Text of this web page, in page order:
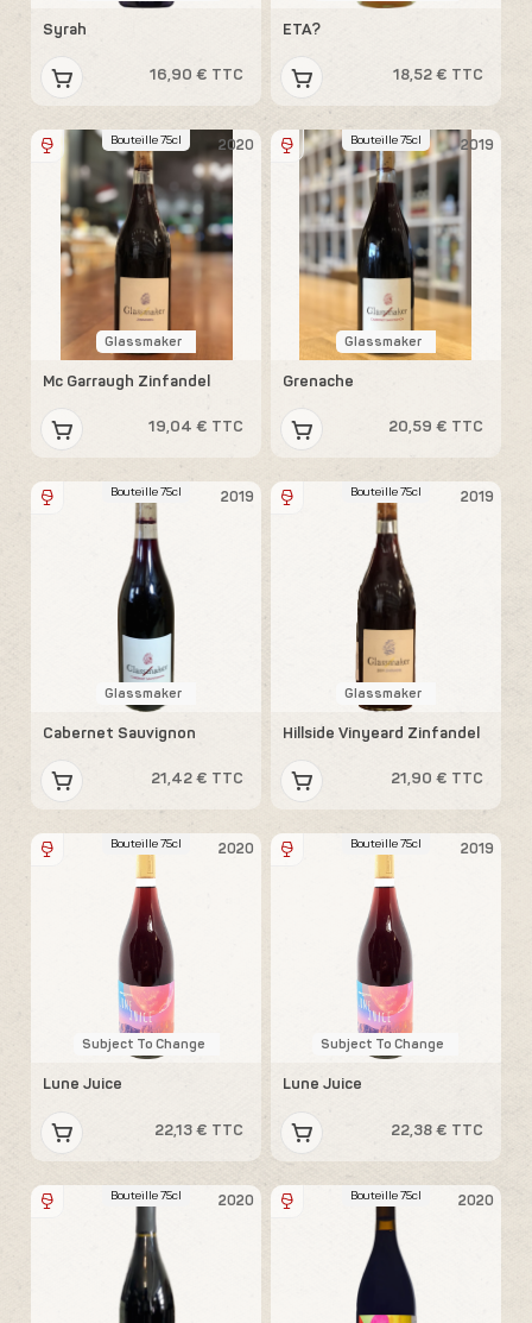
Syrah
16,90 € TTC
ETA?
18,52 € TTC
2020
Bouteille 75cl
Glassmaker
Mc Garraugh Zinfandel
19,04 € TTC
2019
Bouteille 75cl
Glassmaker
Grenache
20,59 € TTC
2019
Bouteille 75cl
Glassmaker
Cabernet Sauvignon
21,42 € TTC
2019
Bouteille 75cl
Glassmaker
Hillside Vinyeard Zinfandel
21,90 € TTC
2020
Bouteille 75cl
Subject To Change
Lune Juice
22,13 € TTC
2019
Bouteille 75cl
Subject To Change
Lune Juice
22,38 € TTC
2020
Bouteille 75cl 2020
Bouteille 75cl